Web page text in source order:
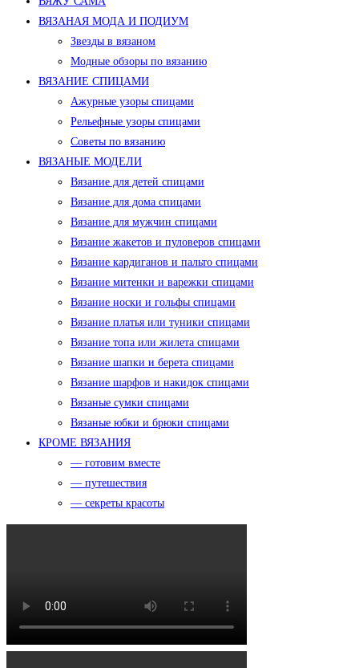
ВЯЗАНАЯ МОДА И ПОДИУМ
Звезды в вязаном
Модные обзоры по вязанию
ВЯЗАНИЕ СПИЦАМИ
Ажурные узоры спицами
Рельефные узоры спицами
Советы по вязанию
ВЯЗАНЫЕ МОДЕЛИ
Вязание для детей спицами
Вязание для дома спицами
Вязание для мужчин спицами
Вязание жакетов и пуловеров спицами
Вязание кардиганов и пальто спицами
Вязание митенки и варежки спицами
Вязание носки и гольфы спицами
Вязание платья или туники спицами
Вязание топа или жилета спицами
Вязание шапки и берета спицами
Вязание шарфов и накидок спицами
Вязаные сумки спицами
Вязаные юбки и брюки спицами
КРОМЕ ВЯЗАНИЯ
— готовим вместе
— путешествия
— секреты красоты